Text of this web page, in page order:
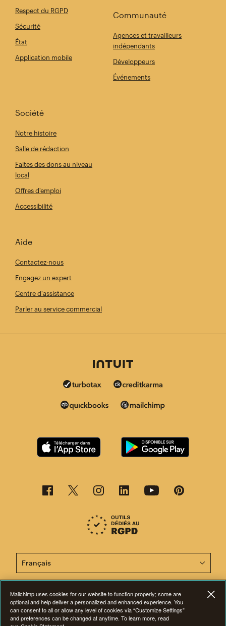
Respect du RGPD
Sécurité
État
Application mobile
Communauté
Agences et travailleurs
indépendants
Développeurs
Événements
Société
Notre histoire
Salle de rédaction
Faites des dons au niveau
local
Offres d'emploi
Accessibilité
Aide
Contactez-nous
Engagez un expert
Centre d'assistance
Parler au service commercial
Cette page est désormais disponible en d'autres
©2001-2026 Tous droits réservés. Mailchimp® est une marque déposée de
The Rocket Science Group. Apple et le logo Apple sont des marques de
commerce d'Apple Inc. Mac App Store est une marque d'Apple Inc.
Mailchimp uses cookies for our website to function properly; some are
optional and help deliver a personalized and enhanced experience. You
can consent to all or allow any level of cookies via “Customize Settings”
and preferences can be changed at anytime. To learn more, read